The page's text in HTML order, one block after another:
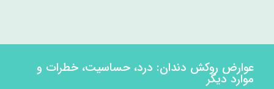
عوارض روکش دندان: درد، حساسیت، خطرات و
موارد دیگر